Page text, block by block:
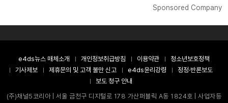
Sponsored Company
e4ds뉴스 매체소개 개인정보취급방침 이용약관
청소년보호정책
기사제보
제휴문의 및 고객 불만 신고 e4ds윤리강령
정정·반론보도
보도 청구 안내
(주)채널5코리아 | 서울 금천구 디지털로 178 가산퍼블릭 A동 1824호 | 사업자등